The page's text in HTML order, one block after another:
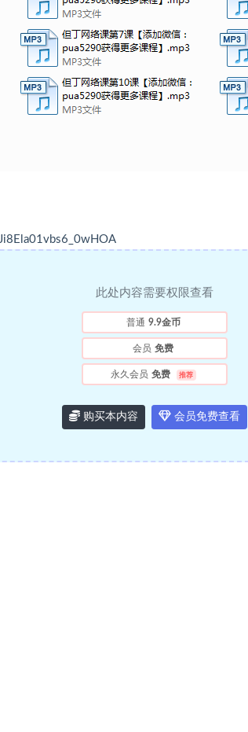
此处内容需要权限查看
普通 9.9金币
会员 免费
永久会员 免费 推荐
购买本内容 会员免费查看